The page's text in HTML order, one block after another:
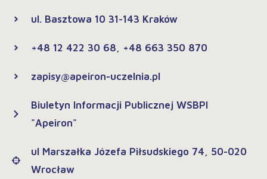
ul. Basztowa 10 31-143 Kraków
+48 12 422 30 68, +48 663 350 870
zapisy@apeiron-uczelnia.pl
Biuletyn Informacji Publicznej WSBPI
"Apeiron"
ul Marszałka Józefa Piłsudskiego 74, 50-020
Wrocław